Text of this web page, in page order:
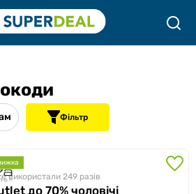
Фільтр
використали 249 разів
до 70% чоловічі